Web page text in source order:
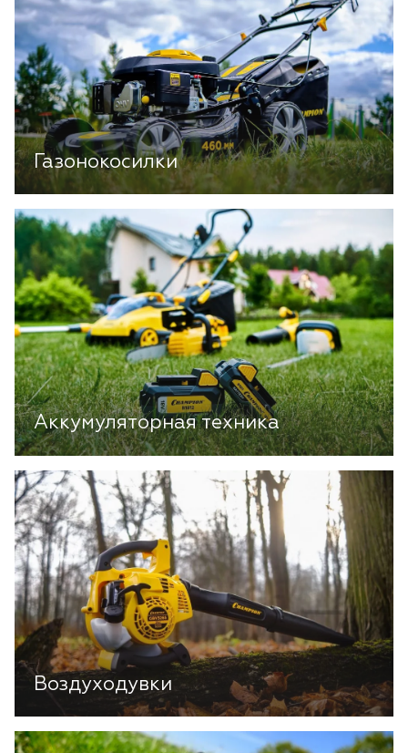
Газонокосилки
Аккумуляторная техника
Воздуходувки